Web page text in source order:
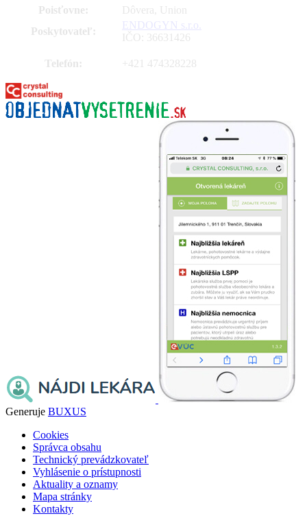
Poisťovne:
Dôvera, Union
Poskytovateľ:
ENDOGYN s.r.o.
IČO: 36631426
Telefón: +421 474328228
Generuje BUXUS
Cookies
Správca obsahu
Technický prevádzkovateľ
Vyhlásenie o prístupnosti
Aktuality a oznamy
Mapa stránky
Kontakty